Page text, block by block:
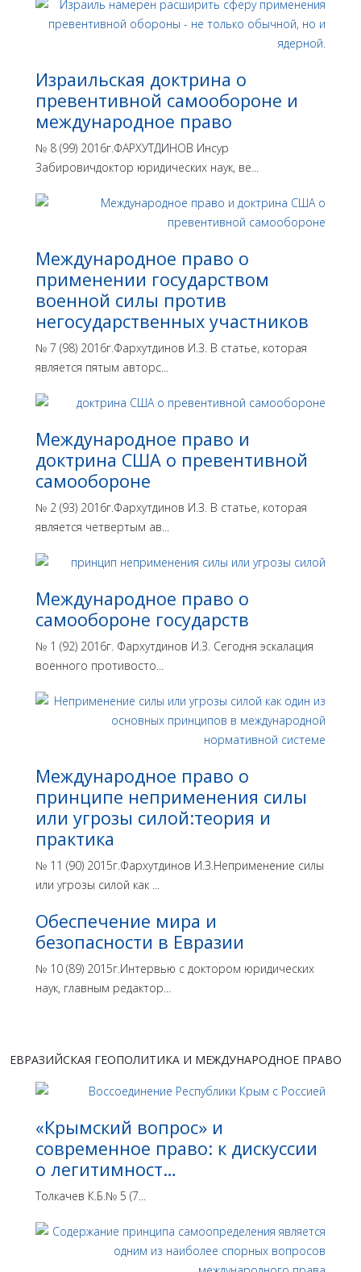
Израильская доктрина o
превентивной самообороне и
международное право
№ 8 (99) 2016г.ФАРХУТДИНОВ Инсур
Забировичдоктор юридических наук, ве...
Международное право о
применении государством
военной силы против
негосударственных участников
№ 7 (98) 2016г.Фархутдинов И.З. В статье, которая
является пятым авторс...
Международное право и
доктрина США о превентивной
самообороне
№ 2 (93) 2016г.Фархутдинов И.З. В статье, которая
является четвертым ав...
Международное право о
самообороне государств
№ 1 (92) 2016г. Фархутдинов И.З. Сегодня эскалация
военного противосто...
Международное право о
принципе неприменения силы
или угрозы силой:теория и
практика
№ 11 (90) 2015г.Фархутдинов И.З.Неприменение силы
или угрозы силой как ...
Обеспечение мира и
безопасности в Евразии
№ 10 (89) 2015г.Интервью с доктором юридических
наук, главным редактор...
ЕВРАЗИЙСКАЯ ГЕОПОЛИТИКА И МЕЖДУНАРОДНОЕ ПРАВО
«Крымский вопрос» и
современное право: к дискуссии
о легитимност…
Толкачев К.Б.№ 5 (7...